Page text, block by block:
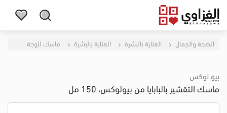
الصحة والجمال العناية بالبشرة العناية بالبشرة ماسك للوجة
بيو لوكس
ماسك التقشير بالبابايا من بيولوكس، 150 مل